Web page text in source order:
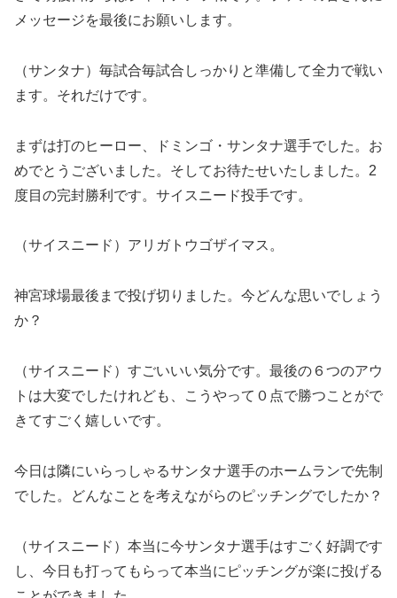
メッセージを最後にお願いします。
（サンタナ）毎試合毎試合しっかりと準備して全力で戦い
ます。それだけです。
まずは打のヒーロー、ドミンゴ・サンタナ選手でした。お
めでとうございました。そしてお待たせいたしました。2
度目の完封勝利です。サイスニード投手です。
（サイスニード）アリガトウゴザイマス。
神宮球場最後まで投げ切りました。今どんな思いでしょう
か？
（サイスニード）すごいいい気分です。最後の６つのアウ
トは大変でしたけれども、こうやって０点で勝つことがで
きてすごく嬉しいです。
今日は隣にいらっしゃるサンタナ選手のホームランで先制
でした。どんなことを考えながらのピッチングでしたか？
（サイスニード）本当に今サンタナ選手はすごく好調です
し、今日も打ってもらって本当にピッチングが楽に投げる